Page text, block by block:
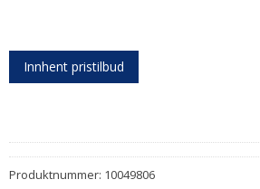
Innhent pristilbud
Produktnummer: 10049806